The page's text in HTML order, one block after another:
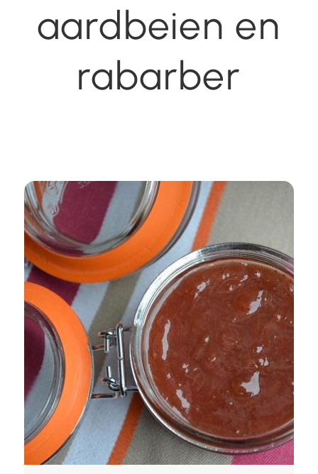
aardbeien en
rabarber